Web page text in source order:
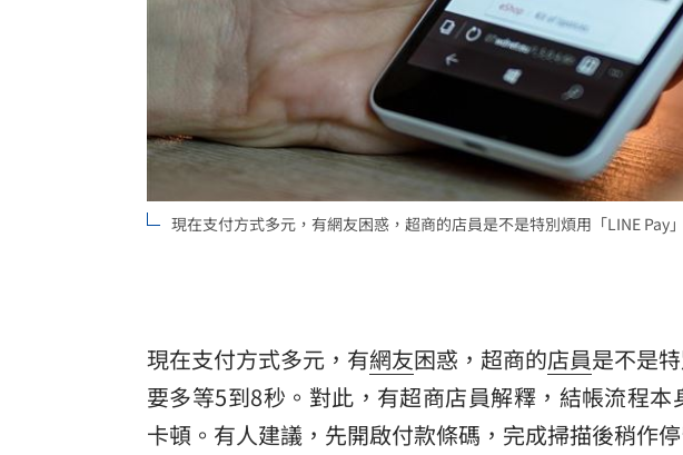
商場戰國來臨 台中「頂奢大道」逐漸成形 12:00
台彩父親節推新刮刮樂千萬頭獎超「爸」氣 12:00
「拍片人的多重宇宙」職涯論壇9/12登場！ 10:30
8國球員齊聚高雄 Formosa 7s掀足球熱潮 10:00
現在支付方式多元，有網友困惑，超商的店員是不是特別煩用「LINE Pay
現在支付方式多元，有網友困惑，超商的店員是不是
要多等5到8秒。對此，有超商店員解釋，結帳流程
卡頓。有人建議，先開啟付款條碼，完成掃描後稍作